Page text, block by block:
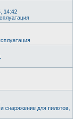
14:42
для пилотов,